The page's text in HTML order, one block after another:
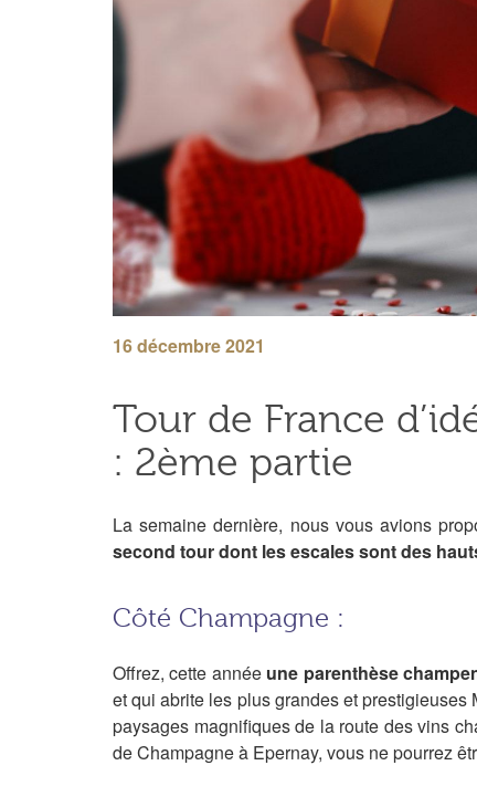
16 décembre 2021
Tour de France
: 2ème partie
La semaine dernière, nous vous avions
second tour dont les escales sont des
Côté Champagne :
Offrez, cette année une parenthèse
et qui abrite les plus grandes et prestigieuses
paysages magnifiques de la route des vins
de Champagne à Epernay, vous ne pourrez